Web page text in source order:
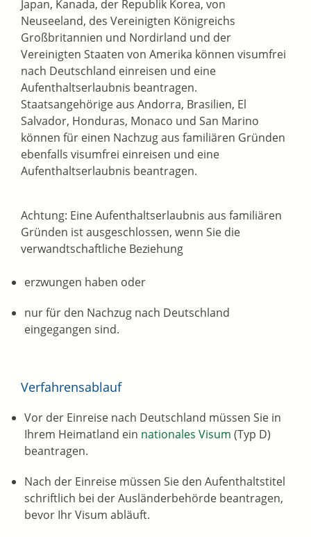
Japan, Kanada, der Republik Korea, von
Neuseeland, des Vereinigten Königreichs
Großbritannien und Nordirland und der
Vereinigten Staaten von Amerika können visumfrei
nach Deutschland einreisen und eine
Aufenthaltserlaubnis beantragen.
Staatsangehörige aus Andorra, Brasilien, El
Salvador, Honduras, Monaco und San Marino
können für einen Nachzug aus familiären Gründen
ebenfalls visumfrei einreisen und eine
Aufenthaltserlaubnis beantragen.
Achtung: Eine Aufenthaltserlaubnis aus familiären
Gründen ist ausgeschlossen, wenn Sie die
verwandtschaftliche Beziehung
erzwungen haben oder
nur für den Nachzug nach Deutschland
eingegangen sind.
Verfahrensablauf
Vor der Einreise nach Deutschland müssen Sie in
Ihrem Heimatland ein nationales Visum (Typ D)
beantragen.
Nach der Einreise müssen Sie den Aufenthaltstitel
schriftlich bei der Ausländerbehörde beantragen,
bevor Ihr Visum abläuft.